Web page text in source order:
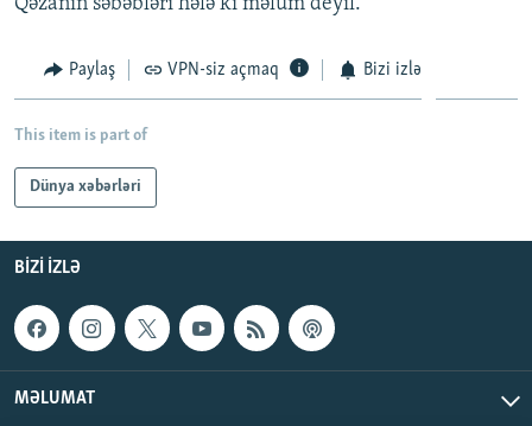
XƏBƏR BÜLLETENLƏRIMIZ
Paylaş VPN-siz açmaq Bizi izlə
This item is part of
Dünya xəbərləri
BIZI IZLƏ
MƏLUMAT